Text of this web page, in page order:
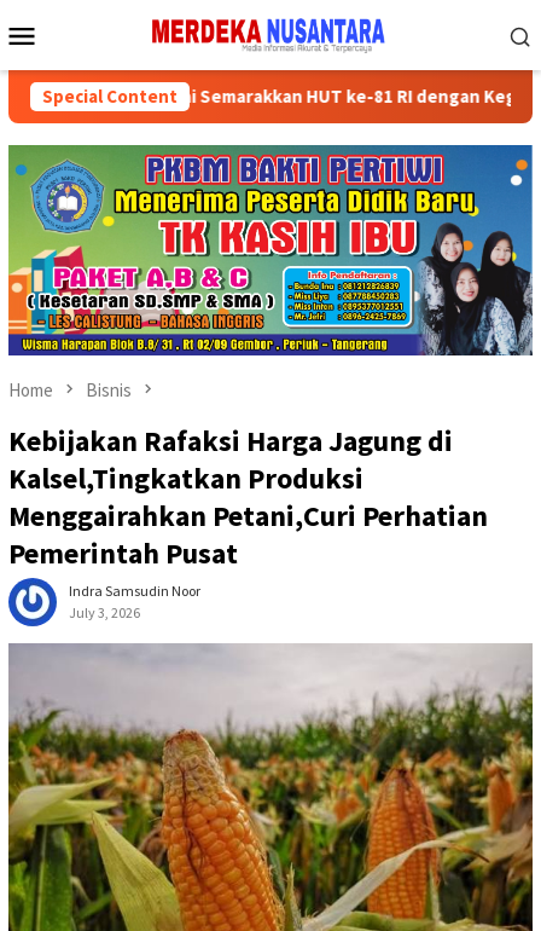
to
Menu
Special Content
Partai Semarakkan HUT ke-81 RI dengan Kegiatan Sosial
Home Bisnis
Kebijakan Rafaksi Harga Jagung di
Kalsel,Tingkatkan Produksi
Menggairahkan Petani,Curi Perhatian
Pemerintah Pusat
Indra Samsudin Noor
July 3, 2026